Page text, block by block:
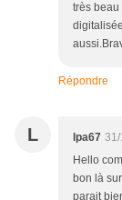
très beau
Répondre
L lpa67
Hello
bon là
parait